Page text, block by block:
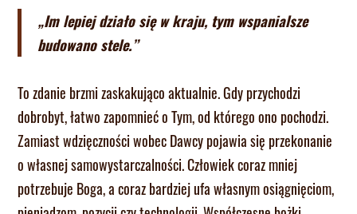
„Im lepiej działo się w kraju, tym wspanialsze
budowano stele.”
To zdanie brzmi zaskakująco aktualnie. Gdy przychodzi
dobrobyt, łatwo zapomnieć o Tym, od którego ono pochodzi.
Zamiast wdzięczności wobec Dawcy pojawia się przekonanie
o własnej samowystarczalności. Człowiek coraz mniej
potrzebuje Boga, a coraz bardziej ufa własnym osiągnięciom,